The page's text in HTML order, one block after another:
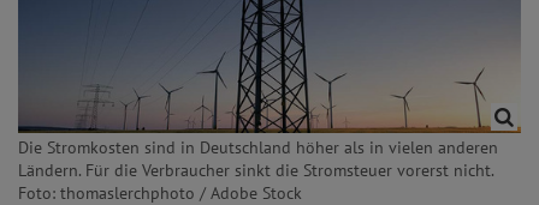
Die Stromkosten sind in Deutschland höher als in vielen anderen
Ländern. Für die Verbraucher sinkt die Stromsteuer vorerst nicht.
Foto: thomaslerchphoto / Adobe Stock